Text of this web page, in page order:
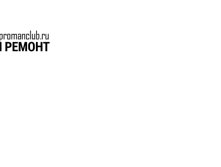
очень отличаются между собой.